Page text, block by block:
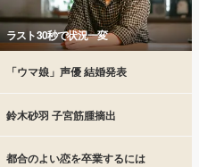
ラスト30秒で状況一変
「ウマ娘」声優 結婚発表
鈴木砂羽 子宮筋腫摘出
都合のよい恋を卒業するには